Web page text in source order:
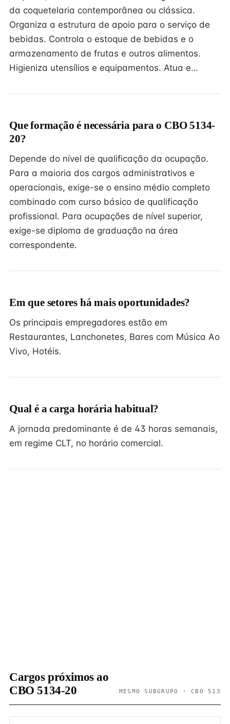
da coquetelaria contemporânea ou clássica.
Organiza a estrutura de apoio para o serviço de
bebidas. Controla o estoque de bebidas e o
armazenamento de frutas e outros alimentos.
Higieniza utensílios e equipamentos. Atua e…
Que formação é necessária para o CBO 5134-
20?
Depende do nível de qualificação da ocupação.
Para a maioria dos cargos administrativos e
operacionais, exige-se o ensino médio completo
combinado com curso básico de qualificação
profissional. Para ocupações de nível superior,
exige-se diploma de graduação na área
correspondente.
Em que setores há mais oportunidades?
Os principais empregadores estão em
Restaurantes, Lanchonetes, Bares com Música Ao
Vivo, Hotéis.
Qual é a carga horária habitual?
A jornada predominante é de 43 horas semanais,
em regime CLT, no horário comercial.
Cargos próximos ao
CBO 5134-20
MESMO SUBGRUPO · CBO 513